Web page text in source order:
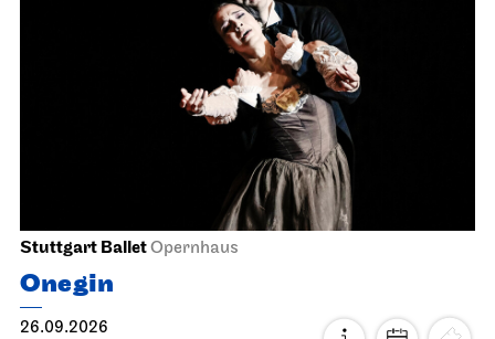
Stuttgart BalletOpernhaus
Onegin
26.09.2026